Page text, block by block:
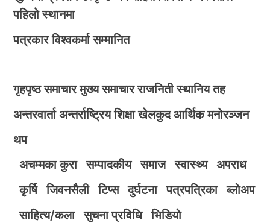
पहिलो स्थानमा
पत्रकार विश्वकर्मा सम्मानित
गृहपृष्ठ समाचार मुख्य समाचार राजनिती स्थानिय तह
अन्तरवार्ता अन्तर्राष्ट्रिय शिक्षा खेलकुद आर्थिक मनोरञ्जन
थप
अचम्मका कुरा
सम्पादकीय समाज स्वास्थ्य
अपराध
कृर्षि
जिवनसैली टिप्स दुर्घटना पत्रपत्रिका
ब्लोअप
साहित्य/कला
सुचना प्रविधि भिडियाे